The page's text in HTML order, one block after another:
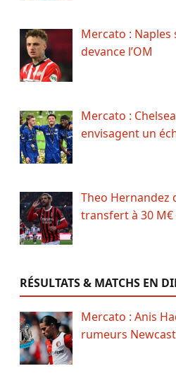
Mercato : Naples
devance l’OM
Mercato :
envisagent un
Theo Hernandez
transfert à 30 M€
RÉSULTATS & MATCHS EN
Mercato : Anis
rumeurs